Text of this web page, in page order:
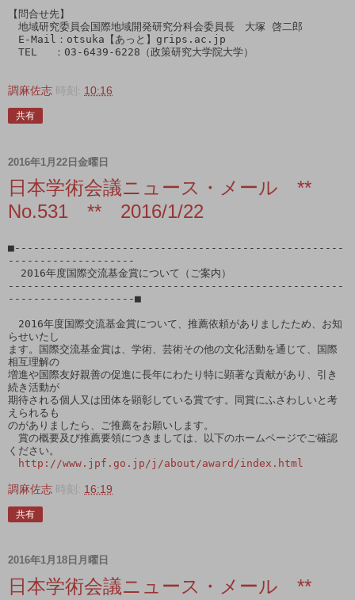
【問合せ先】
地域研究委員会国際地域開発研究分科会委員長　大塚 啓二郎
E-Mail：otsuka【あっと】grips.ac.jp
TEL　 ：03-6439-6228（政策研究大学院大学）
調麻佐志 時刻: 10:16
共有
2016年1月22日金曜日
日本学術会議ニュース・メール **
No.531 ** 2016/1/22
■----------------------------------------------------
--------------------
-----------------------------------------------------
--------------------■
2016年度国際交流基金賞について、推薦依頼がありましたため、お知
らせいたし
ます。国際交流基金賞は、学術、芸術その他の文化活動を通じて、国際
相互理解の
増進や国際友好親善の促進に長年にわたり特に顕著な貢献があり、引き
続き活動が
期待される個人又は団体を顕彰している賞です。同賞にふさわしいと考
えられるも
のがありましたら、ご推薦をお願いします。
賞の概要及び推薦要領につきましては、以下のホームページでご確認
ください。
http://www.jpf.go.jp/j/about/award/index.html
調麻佐志 時刻: 16:19
共有
2016年1月18日月曜日
日本学術会議ニュース・メール **